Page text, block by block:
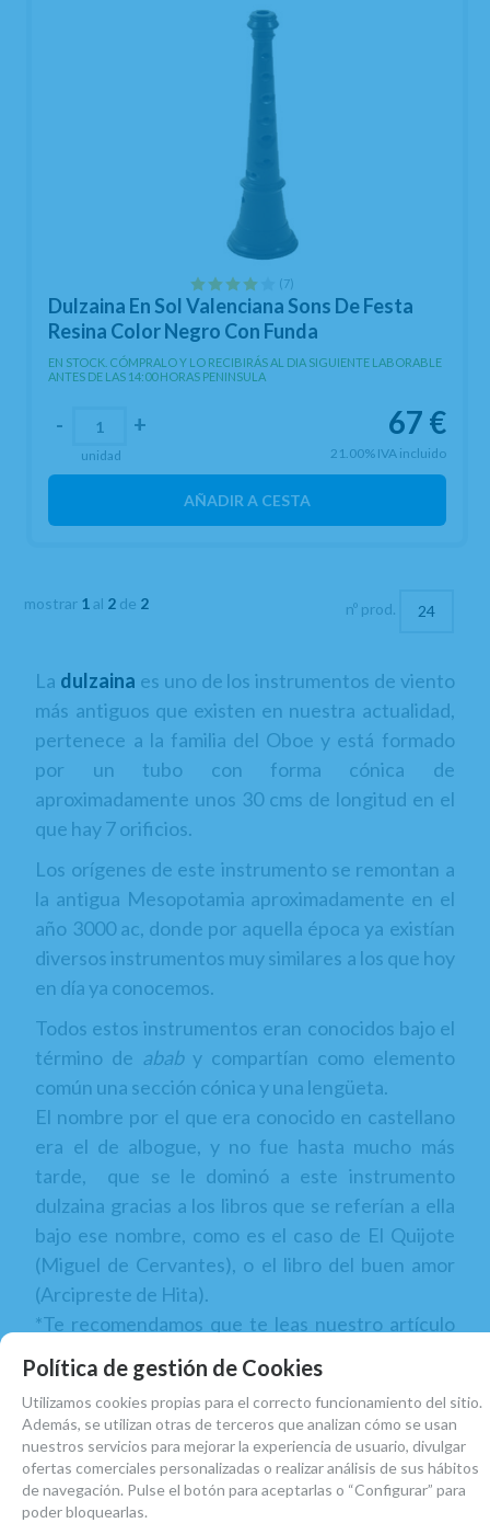
(7)
Dulzaina En Sol Valenciana Sons De Festa
Resina Color Negro Con Funda
EN STOCK. CÓMPRALO Y LO RECIBIRÁS AL DIA SIGUIENTE LABORABLE
ANTES DE LAS 14:00 HORAS PENINSULA
67 €
21.00% IVA incluido
- +
unidad
AÑADIR A CESTA
mostrar 1 al 2 de 2 nº prod.
La dulzaina es uno de los instrumentos de viento
más antiguos que existen en nuestra actualidad,
pertenece a la familia del Oboe y está formado
por un tubo con forma cónica de
aproximadamente unos 30 cms de longitud en el
que hay 7 orificios.
Los orígenes de este instrumento se remontan a
la antigua Mesopotamia aproximadamente en el
año 3000 ac, donde por aquella época ya existían
diversos instrumentos muy similares a los que hoy
en día ya conocemos.
Todos estos instrumentos eran conocidos bajo el
término de ababy compartían como elemento
común una sección cónica y una lengüeta.
El nombre por el que era conocido en castellano
era el de albogue, y no fue hasta mucho más
tarde, que se le dominó a este instrumento
dulzaina gracias a los libros que se referían a ella
bajo ese nombre, como es el caso de El Quijote
(Miguel de Cervantes), o el libro del buen amor
(Arcipreste de Hita).
*Te recomendamos que te leas nuestro artículo
del
blog si quieres saber más.
La dulzaina valenciana
Según las costumbres de cada comunidad, este
Política de gestión de Cookies
Utilizamos cookies propias para el correcto funcionamiento del sitio.
Además, se utilizan otras de terceros que analizan cómo se usan
nuestros servicios para mejorar la experiencia de usuario, divulgar
ofertas comerciales personalizadas o realizar análisis de sus hábitos
de navegación. Pulse el botón para aceptarlas o “Configurar” para
poder bloquearlas.